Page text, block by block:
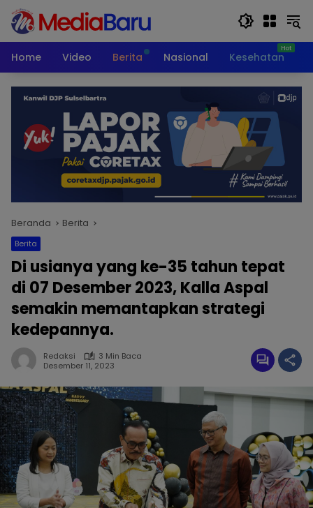
Langsung
konten
Home
Video Berita Nasional Kesehatan
Beranda Berita
Berita
Di usianya yang ke-35 tahun tepat
di 07 Desember 2023, Kalla Aspal
semakin memantapkan strategi
kedepannya.
Redaksi
3 Min Baca
Desember 11, 2023